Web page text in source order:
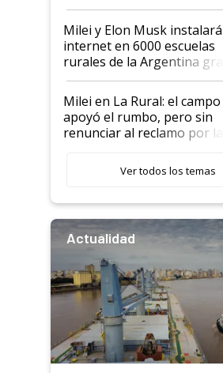
Milei y Elon Musk
internet en 6000 escuelas
rurales de la Argentina
a un acuerdo con Starlink
Milei en La Rural: el campo
apoyó el rumbo, pero sin
renunciar al reclamo por las
Ver todos los temas
Actualidad